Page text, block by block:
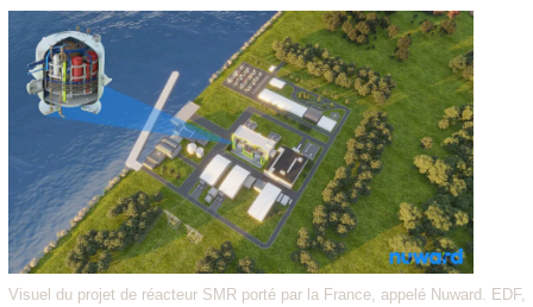
Visuel du projet de réacteur SMR porté par la France, appelé Nuward. EDF,